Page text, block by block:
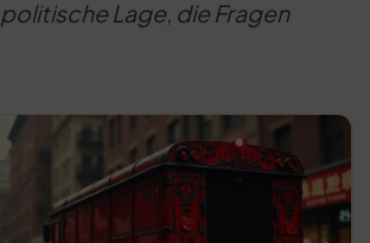
Lage, die Fragen